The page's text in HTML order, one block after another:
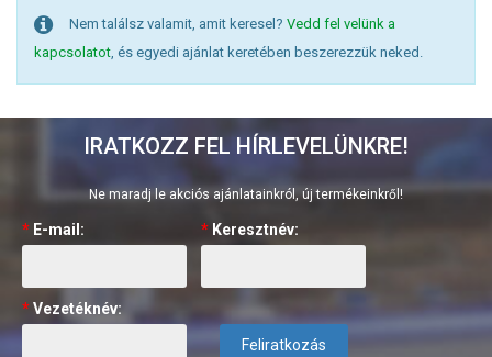
Nem találsz valamit, amit keresel? Vedd fel velünk a
kapcsolatot, és egyedi ajánlat keretében beszerezzük neked.
IRATKOZZ FEL HÍRLEVELÜNKRE!
Ne maradj le akciós ajánlatainkról, új termékeinkről!
* E-mail: * Keresztnév:
*Vezetéknév:
Feliratkozás